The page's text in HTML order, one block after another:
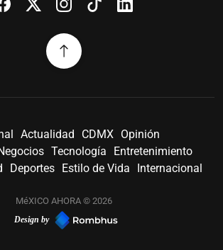
Actualidad CDMX
Opinión
Tecnología
Entretenimiento
Deportes Estilo de Vida Internacional
MéXICO AHORA © 2026
Design by